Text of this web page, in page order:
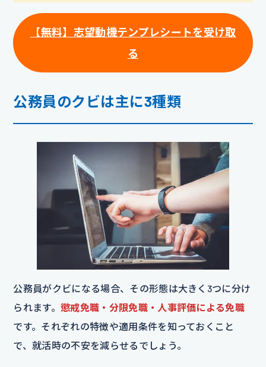
【無料】 志望動機テンプレシートを受け取
る
公務員のクビは主に3種類
公務員がクビになる場合、その形態は大きく3つに分け
られます。 懲戒免職・分限免職・人事評価による免職
です。それぞれの特徴や適用条件を知っておくこと
で、就活時の不安を減らせるでしょう。